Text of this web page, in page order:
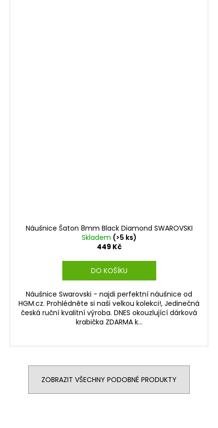
Náušnice Šaton 8mm Black Diamond SWAROVSKI
Skladem (>5 ks)
449 Kč
DO KOŠÍKU
Náušnice Swarovski - najdi perfektní náušnice od
HGM.cz. Prohlédněte si naši velkou kolekci!, Jedinečná
česká ruční kvalitní výroba. DNES okouzlující dárková
krabička ZDARMA k...
ZOBRAZIT VŠECHNY PODOBNÉ PRODUKTY